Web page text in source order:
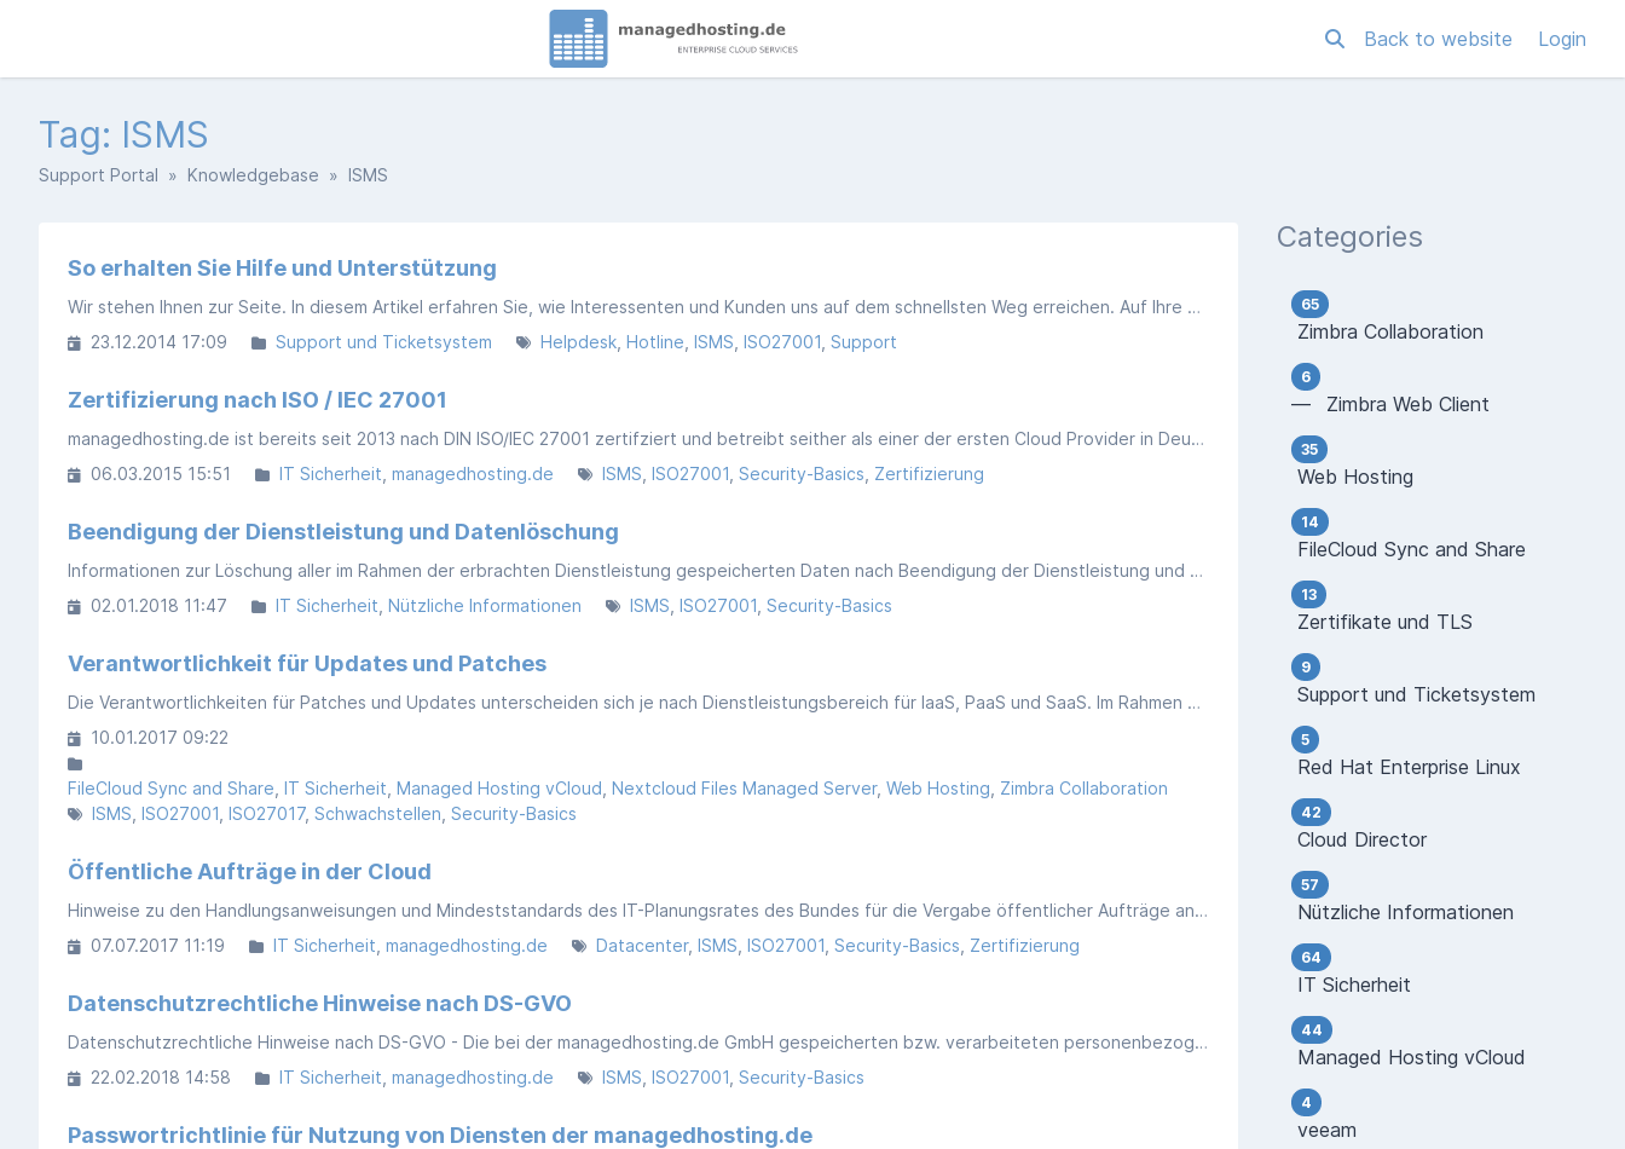
Back to website Login
Tag: ISMS
Support Portal » Knowledgebase » ISMS
So erhalten Sie Hilfe und Unterstützung
Wir stehen Ihnen zur Seite. In diesem Artikel erfahren Sie, wie Interessenten und Kunden uns auf dem schnellsten Weg erreichen. Auf Ihre Helpdesk-Tickets antworten wir während unserer Geschäftszeiten in der Regel innerhalb einer Stunde.
23.12.2014 17:09
Support und Ticketsystem Helpdesk Hotline ISMS ISO27001 Support
Zertifizierung nach ISO / IEC 27001
managedhosting.de ist bereits seit 2013 nach DIN ISO/IEC 27001 zertifziert und betreibt seither als einer der ersten Cloud Provider in Deutschland ein regelmäßig extern auditiertes Informationssicherheits-Management-System (ISMS).
06.03.2015 15:51
IT Sicherheit managedhosting.de ISMS ISO27001 Security-Basics Zertifizierung
Beendigung der Dienstleistung und Datenlöschung
Informationen zur Löschung aller im Rahmen der erbrachten Dienstleistung gespeicherten Daten nach Beendigung der Dienstleistung und automatischer Prozess zur Löschung von Daten nach einer Kündigung.
02.01.2018 11:47
IT Sicherheit Nützliche Informationen ISMS ISO27001 Security-Basics
Verantwortlichkeit für Updates und Patches
Die Verantwortlichkeiten für Patches und Updates unterscheiden sich je nach Dienstleistungsbereich für IaaS, PaaS und SaaS. Im Rahmen unseres Managed Services übernehmen wir die Aktualisierung Ihrer Hosting-Umgebung.
10.01.2017 09:22
FileCloud Sync and Share IT Sicherheit Managed Hosting vCloud Nextcloud Files Managed Server Web Hosting Zimbra Collaboration
ISMS ISO27001 ISO27017 Schwachstellen Security-Basics
Öffentliche Aufträge in der Cloud
Hinweise zu den Handlungsanweisungen und Mindeststandards des IT-Planungsrates des Bundes für die Vergabe öffentlicher Aufträge an Cloud Service Provider (CSP) wie die managedhosting.de GmbH.
07.07.2017 11:19
IT Sicherheit managedhosting.de Datacenter ISMS ISO27001 Security-Basics Zertifizierung
Datenschutzrechtliche Hinweise nach DS-GVO
Datenschutzrechtliche Hinweise nach DS-GVO - Die bei der managedhosting.de GmbH gespeicherten bzw. verarbeiteten personenbezogenen Daten dienen ausschließlich der Erfüllung der Geschäftsbeziehung.
22.02.2018 14:58
IT Sicherheit managedhosting.de ISMS ISO27001 Security-Basics
Passwortrichtlinie für Nutzung von Diensten der managedhosting.de
Categories
65
Zimbra Collaboration
6
— Zimbra Web Client
35
Web Hosting
14
FileCloud Sync and Share
13
Zertifikate und TLS
9
Support und Ticketsystem
5
Red Hat Enterprise Linux
42
Cloud Director
57
Nützliche Informationen
64
IT Sicherheit
44
Managed Hosting vCloud
4
veeam